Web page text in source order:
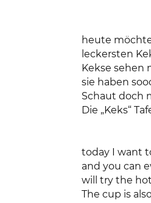
heute
leckersten
Kekse sehen
sie haben
Schaut doch
Die „Keks“
today I want
and you can
will try the hot
The cup is